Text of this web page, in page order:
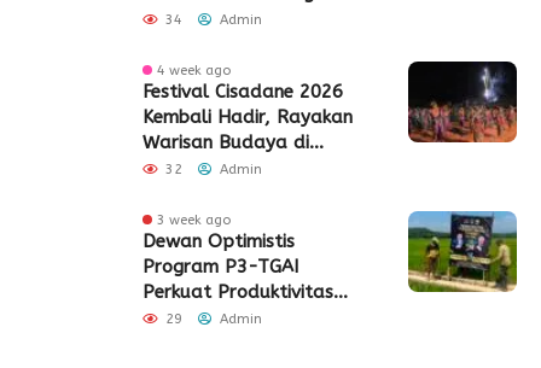
Periuk
34 Admin
4 week ago
Festival Cisadane 2026
Kembali Hadir, Rayakan
Warisan Budaya di
Jantung Kota Tangerang
32 Admin
3 week ago
Dewan Optimistis
Program P3-TGAI
Perkuat Produktivitas
Pertanian di Lebak
29 Admin